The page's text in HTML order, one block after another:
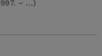
– …)